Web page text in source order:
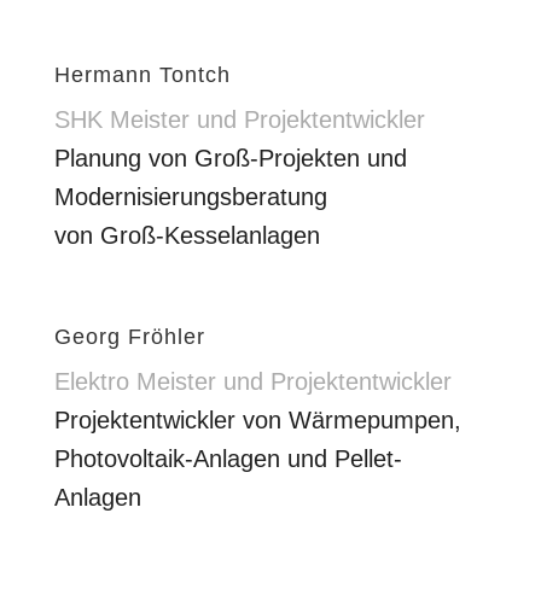
Hermann Tontch
SHK Meister und Projektentwickler
Planung von Groß-Projekten und
Modernisierungsberatung
von Groß-Kesselanlagen
Georg Fröhler
Elektro Meister und Projektentwickler
Projektentwickler von Wärmepumpen,
Photovoltaik-Anlagen und Pellet-
Anlagen